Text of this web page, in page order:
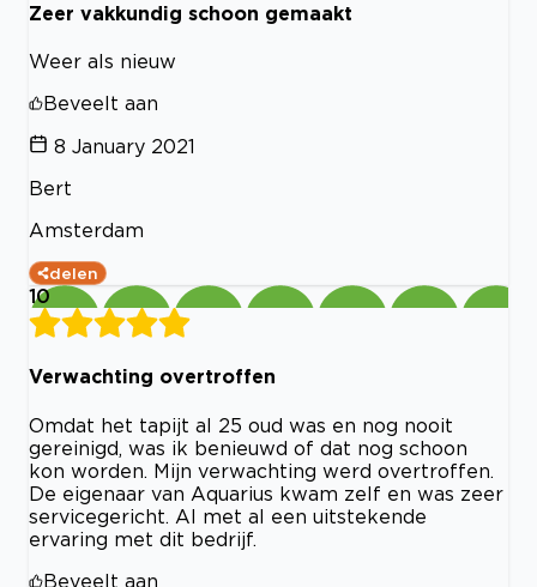
Zeer vakkundig schoon gemaakt
Weer als nieuw
Beveelt aan
8 January 2021
Bert
Amsterdam
delen
10
Verwachting overtroffen
Omdat het tapijt al 25 oud was en nog nooit
gereinigd, was ik benieuwd of dat nog schoon
kon worden. Mijn verwachting werd overtroffen.
De eigenaar van Aquarius kwam zelf en was zeer
servicegericht. Al met al een uitstekende
ervaring met dit bedrijf.
Beveelt aan